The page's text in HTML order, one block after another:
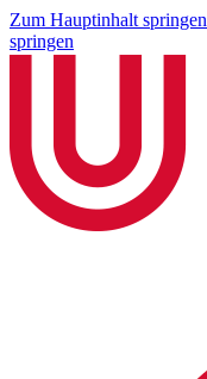
Zum Hauptinhalt springen
springen